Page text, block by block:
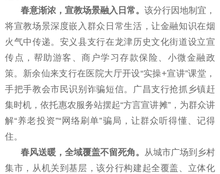
春意渐浓，宣教场景融入日常。 该分行因地制宜，
将宣教场景深度嵌入群众日常生活，让金融知识在烟
火气中传递。安义县支行在龙津历史文化街道设立宣
传点，帮助游客、商户学习存款保险、小微金融政
策。新余仙来支行在医院大厅开设“实操+宣讲”课堂，
手把手教会市民识别诈骗短信。广昌支行抢抓乡镇赶
集时机，依托惠农服务站摆起“方言宣讲摊”，为群众讲
解“养老投资”“网络刷单”骗局，让群众听得懂、记得
住。
春风送暖，全域覆盖不留死角。 从城市广场到乡村
集市，从机关到基层，该分行构建起全覆盖、立体化